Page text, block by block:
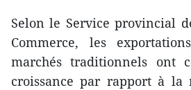
Selon le Service provincial
Commerce, les
marchés traditionnels ont
croissance par rapport à la